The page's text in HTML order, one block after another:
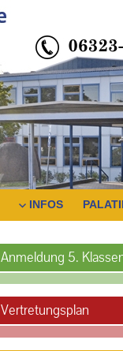
INFOS
Anmeldung 5.
Vertretungsplan